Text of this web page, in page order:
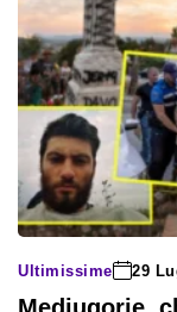
Ultimissime 29